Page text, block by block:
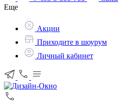
Еще
Акции
Приходите в шоурум
Личный кабинет